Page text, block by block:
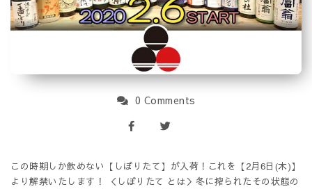
0 Comments
この時期しか飲めない【しぼりたて】が入荷！これを【2月6日(木)】
より解禁いたします！ ＜しぼりたて とは＞冬に搾られたその状態の